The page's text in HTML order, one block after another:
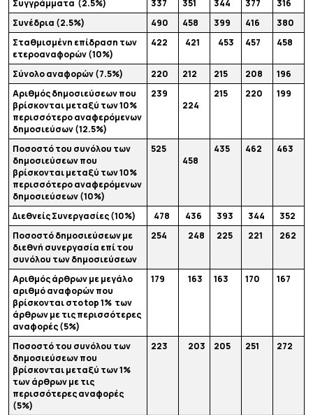
Συγγράμματα (2.5%)
337 351 344 377
316
Συνέδρια (2.5%)
490 458 399 416
380
Σταθμισμένη επίδραση των
ετεροαναφορών (10%)
422 421 453 457 458
Σύνολο αναφορών (7.5%) 220 212 215 208
196
Αριθμός δημοσιεύσεων που
βρίσκονται μεταξύ των 10%
περισσότερο αναφερόμενων
δημοσιεύσων (12.5%)
239
224
215 220 199
Ποσοστό του συνόλου των
δημοσιεύσεων που
βρίσκονται μεταξύ των 10%
περισσότερο αναφερόμενων
δημοσιεύσεων (10%)
525
458
435 462 463
Διεθνείς Συνεργασίες (10%) 478 436 393 344
352
Ποσοστό δημοσιεύσεων με
διεθνή συνεργασία επί του
συνόλου των δημοσιεύσεων
254 248 225 221 262
Αριθμός άρθρων με μεγάλο
αριθμό αναφορών που
βρίσκονται στοtop1% των
άρθρων με τις περισσότερες
αναφορές (5%)
179 163 163 170 167
Ποσοστό του συνόλου των
δημοσιεύσεων που
βρίσκονται μεταξύ των 1%
των άρθρων με τις
περισσότερες αναφορές
(5%)
223 203 205 251 272